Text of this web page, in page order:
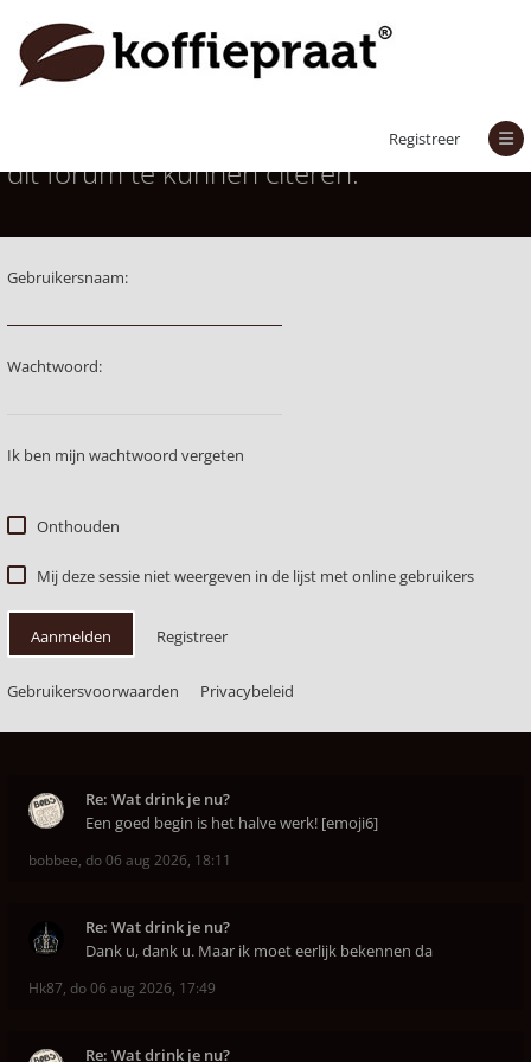
Registreer
Je moet aangemeld zijn om berichten in
dit forum te kunnen citeren.
Gebruikersnaam:
Wachtwoord:
Ik ben mijn wachtwoord vergeten
Onthouden
Mij deze sessie niet weergeven in de lijst met online gebruikers
Aanmelden Registreer
Gebruikersvoorwaarden Privacybeleid
Re: Wat drink je nu?
Een goed begin is het halve werk! [emoji6]
bobbee, do 06 aug 2026, 18:11
Re: Wat drink je nu?
Dank u, dank u. Maar ik moet eerlijk bekennen da
Hk87, do 06 aug 2026, 17:49
Re: Wat drink je nu?